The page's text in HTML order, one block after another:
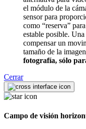
el módulo de la
sensor para
como “reserva”
estable posible.
compensar un
tamaño de la
fotografía, sólo
Cerrar
Campo de visión